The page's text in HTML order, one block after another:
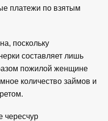
платежи по взятым
поскольку
составляет лишь
пожилой женщине
количество займов и
чересчур